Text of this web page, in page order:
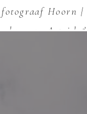
Hoorn |
van Astrid